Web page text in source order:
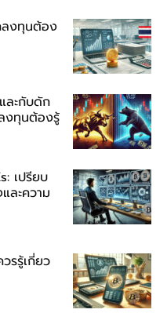
ลงทุนต้อง
ละกับดัก
งทุนต้องรู้
เปรียบ
ละความ
รรู้เกี่ยว